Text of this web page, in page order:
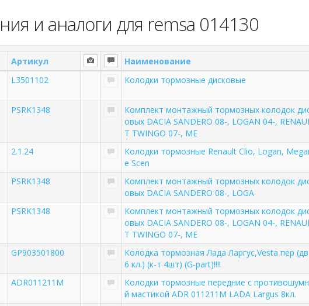
и аналоги для remsa 014130
Артикул Наименование
L3501102 Колодки тормозные дисковые
PSRK1348
Комплект монтажный тормозных колодок
овых DACIA SANDERO 08-, LOGAN 04-,
T TWINGO 07-, ME
2.1.24
Колодки тормозные Renault Clio, Logan,
e Scen
PSRK1348
Комплект монтажный тормозных колодок
овых DACIA SANDERO 08-, LOGA
PSRK1348
Комплект монтажный тормозных колодок
овых DACIA SANDERO 08-, LOGAN 04-,
T TWINGO 07-, ME
GP903501800
Колодка тормозная Лада Ларгуc,Vesta пер (дв
6 кл.) (к-т 4шт) (G-part)!!!!
ADR011211M
Колодки тормозные передние с
й мастикой ADR 011211M LADA Largus 8кл.